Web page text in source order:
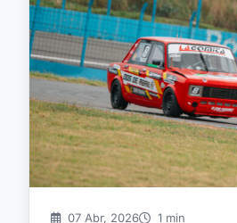
07 Abr, 2026 1 min